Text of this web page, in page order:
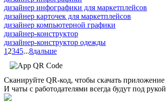
дизайнер инфографики для маркетплейсов
дизайнер карточек для маркетплейсов
дизайнер компьютерной графики
дизайнер-конструктор
дизайнер-конструктор одежды
1 2345...8дальше
Сканируйте QR-код, чтобы скачать приложение
И чаты с работодателями всегда будут под рукой